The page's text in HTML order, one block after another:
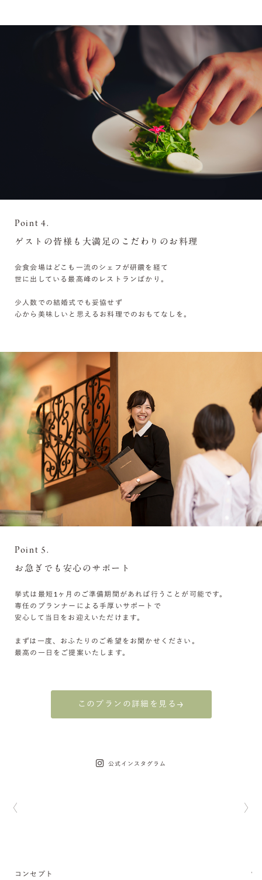
Point 4.
ゲストの皆様も大満足のこだわりのお料理
会食会場はどこも一流のシェフが研鑽を経て
世に出している最高峰のレストランばかり。
少人数での結婚式でも妥協せず
心から美味しいと思えるお料理でのおもてなしを。
Point 5.
お急ぎでも安心のサポート
挙式は最短1ヶ月のご準備期間があれば行うことが可能です。
専任のプランナーによる手厚いサポートで
安心して当日をお迎えいただけます。
まずは一度、おふたりのご希望をお聞かせください。
最高の一日をご提案いたします。
このプランの詳細を見る
公式インスタグラム
コンセプト